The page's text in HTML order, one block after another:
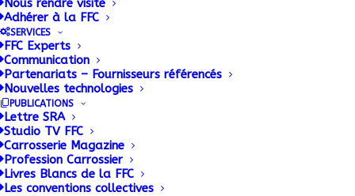
Nous rendre visite
Adhérer à la FFC
SERVICES
FFC Experts
Communication
Partenariats – Fournisseurs référencés
Nouvelles technologies
PUBLICATIONS
Lettre SRA
Studio TV FFC
Carrosserie Magazine
Profession Carrossier
Livres Blancs de la FFC
Les conventions collectives
une base documentaire alimentée en